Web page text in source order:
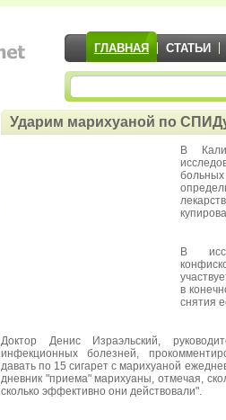
ГЛАВНАЯ СТАТЬИ
Ударим марихуаной по
В
В
в
снятия
Доктор Денис Израэльский,
инфекционных болезней,
давать по 15 сигарет с марихуаной
дневник "приема" марихуаны, отмечая,
сколько эффективно они действовали".